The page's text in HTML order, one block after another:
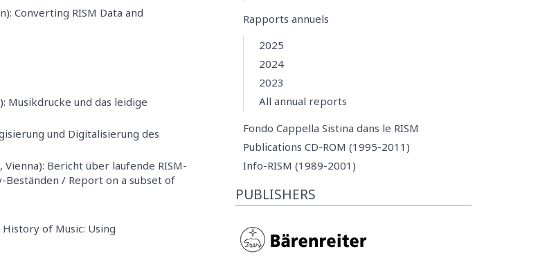
Converting RISM Data and
Musikdrucke und das leidige
und Digitalisierung des
Bericht über laufende RISM-
/ Report on a subset of
of Music: Using
Rapports annuels
2025
2024
2023
All annual reports
Fondo Cappella Sistina dans le RISM
Publications CD-ROM (1995-2011)
Info-RISM (1989-2001)
PUBLISHERS